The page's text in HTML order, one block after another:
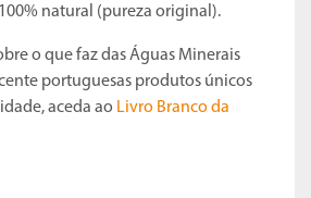
natural (pureza original).
o que faz das Águas Minerais
portuguesas produtos únicos
aceda ao Livro Branco da